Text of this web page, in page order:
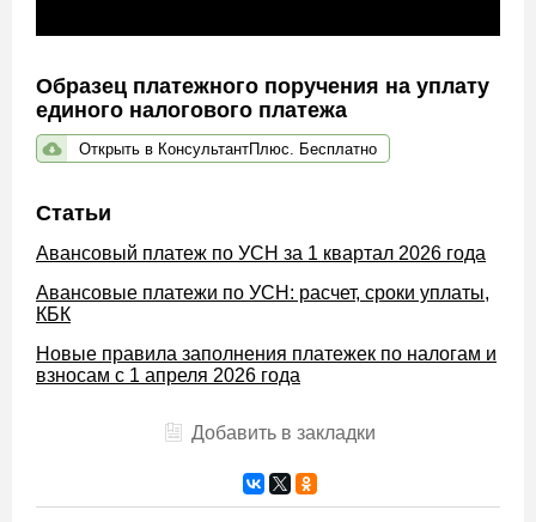
Образец платежного поручения на уплату
единого налогового платежа
Открыть в КонсультантПлюс. Бесплатно
Статьи
Авансовый платеж по УСН за 1 квартал 2026 года
Авансовые платежи по УСН: расчет, сроки уплаты,
КБК
Новые правила заполнения платежек по налогам и
взносам с 1 апреля 2026 года
Добавить в закладки